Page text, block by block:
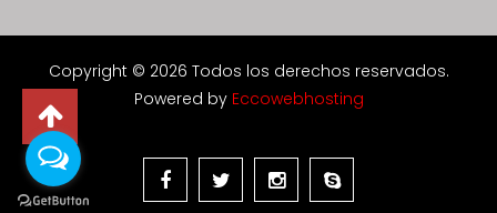
Copyright © 2026 Todos los derechos reservados.
Powered by Eccowebhosting